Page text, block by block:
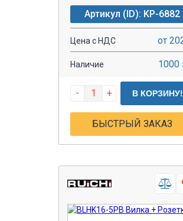
Технические параметры
Функциональная группа
соединители
Функциональный
герметичный
соединитель
Артикул (ID): KP-6882
Цена с НДС от
Наличие 1000
- + В КОРЗИНУ!
БЫСТРЫЙ ЗАКАЗ